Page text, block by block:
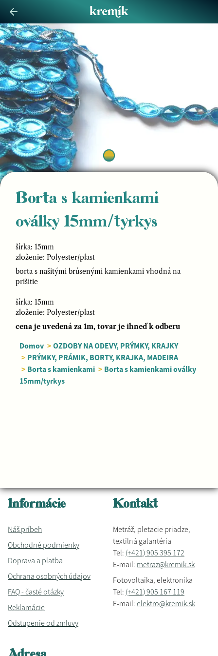
Borta s kamienkami
oválky 15mm/tyrkys
šírka: 15mm
zloženie: Polyester/plast
borta s našitými brúsenými kamienkami vhodná na
prišitie
šírka: 15mm
zloženie: Polyester/plast
cena je uvedená za 1m, tovar je ihneď k odberu
Domov > OZDOBY NA ODEVY, PRÝMKY, KRAJKY
> PRÝMKY, PRÁMIK, BORTY, KRAJKA, MADEIRA
> Borta s kamienkami > Borta s kamienkami oválky
15mm/tyrkys
Informácie
Náš príbeh
Obchodné podmienky
Doprava a platba
Ochrana osobných údajov
FAQ - časté otázky
Reklamácie
Odstupenie od zmluvy
Kontakt
Metráž, pletacie priadze,
textilná galantéria
Tel: (+421) 905 395 172
E-mail: metraz@kremik.sk
Fotovoltaika, elektronika
Tel: (+421) 905 167 119
E-mail: elektro@kremik.sk